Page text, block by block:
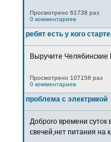
Просмотрено 61738 раз
0 комментариев
ребят есть у кого
Выручите
Просмотрено 107158 раз
0 комментариев
проблема с электрикой
Доброго времени суток
свечей,нет питания на